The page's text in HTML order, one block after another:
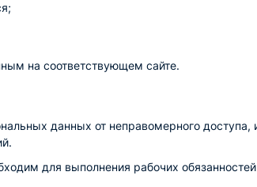
на соответствующем сайте.
данных от неправомерного доступа,
для выполнения рабочих